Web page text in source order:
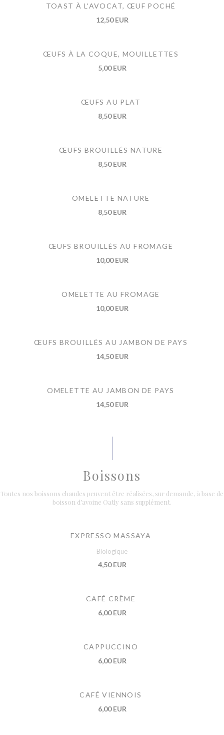
TOAST À L'AVOCAT, ŒUF POCHÉ
12,50 EUR
ŒUFS À LA COQUE, MOUILLETTES
5,00 EUR
ŒUFS AU PLAT
8,50 EUR
ŒUFS BROUILLÉS NATURE
8,50 EUR
OMELETTE NATURE
8,50 EUR
ŒUFS BROUILLÉS AU FROMAGE
10,00 EUR
OMELETTE AU FROMAGE
10,00 EUR
ŒUFS BROUILLÉS AU JAMBON DE PAYS
14,50 EUR
OMELETTE AU JAMBON DE PAYS
14,50 EUR
Boissons
Toutes nos boissons chaudes peuvent être réalisées, sur demande, à base de
boisson d’avoine Oatly sans supplément.
EXPRESSO MASSAYA
Biologique
4,50 EUR
CAFÉ CRÈME
6,00 EUR
CAPPUCCINO
6,00 EUR
CAFÉ VIENNOIS
6,00 EUR